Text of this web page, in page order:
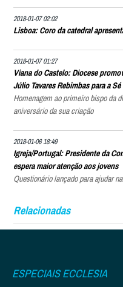
2018-01-07 02:02
Lisboa: Coro da catedral
2018-01-07 01:27
Viana do Castelo: Diocese
Júlio Tavares Rebimbas para a Sé
Homenagem ao primeiro bispo da
aniversário da sua criação
2018-01-06 18:49
Igreja/Portugal: Presidente da
espera maior atenção aos jovens
Questionário lançado para ajudar
Relacionadas
ESPECIAIS ECCLESIA